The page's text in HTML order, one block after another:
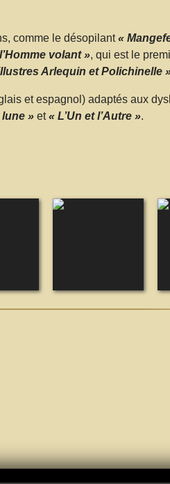
comme le désopilant«
volant », qui est le
Arlequin et Polichinelle
et espagnol) adaptés aux
lune »et« L’Un et l’Autre ».